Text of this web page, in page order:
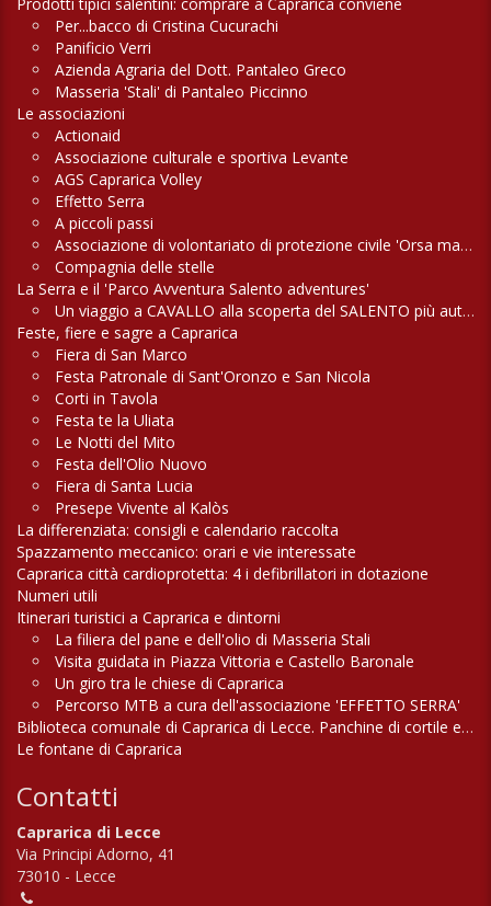
Per...bacco di Cristina Cucurachi
Panificio Verri
Azienda Agraria del Dott. Pantaleo Greco
Masseria 'Stali' di Pantaleo Piccinno
Le associazioni
Actionaid
Associazione culturale e sportiva Levante
AGS Caprarica Volley
Effetto Serra
A piccoli passi
Associazione di volontariato di protezione civile 'Orsa maggiore'
Compagnia delle stelle
La Serra e il 'Parco Avventura Salento adventures'
Un viaggio a CAVALLO alla scoperta del SALENTO più autentico
Feste, fiere e sagre a Caprarica
Fiera di San Marco
Festa Patronale di Sant'Oronzo e San Nicola
Corti in Tavola
Festa te la Uliata
Le Notti del Mito
Festa dell'Olio Nuovo
Fiera di Santa Lucia
Presepe Vivente al Kalòs
La differenziata: consigli e calendario raccolta
Spazzamento meccanico: orari e vie interessate
Caprarica città cardioprotetta: 4 i defibrillatori in dotazione
Numeri utili
Itinerari turistici a Caprarica e dintorni
La filiera del pane e dell'olio di Masseria Stali
Visita guidata in Piazza Vittoria e Castello Baronale
Un giro tra le chiese di Caprarica
Percorso MTB a cura dell'associazione 'EFFETTO SERRA'
Biblioteca comunale di Caprarica di Lecce. Panchine di cortile e di campagna
Le fontane di Caprarica
Contatti
Caprarica di Lecce
Via Principi Adorno, 41
73010 - Lecce